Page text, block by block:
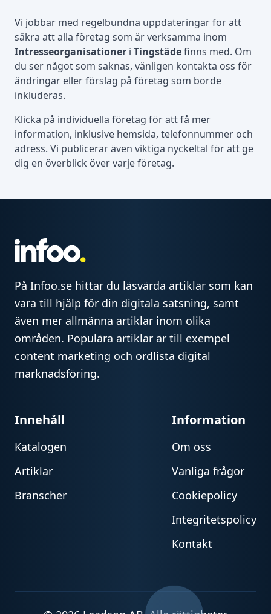
Vi jobbar med regelbundna uppdateringar för att
säkra att alla företag som är verksamma inom
Intresseorganisationer i Tingstädefinns med. Om
du ser något som saknas, vänligen kontakta oss för
ändringar eller förslag på företag som borde
inkluderas.
Klicka på individuella företag för att få mer
information, inklusive hemsida, telefonnummer och
adress. Vi publicerar även viktiga nyckeltal för att ge
dig en överblick över varje företag.
På Infoo.se hittar du läsvärda artiklar som kan
vara till hjälp för din digitala satsning, samt
även mer allmänna artiklar inom olika
områden. Populära artiklar är till exempel
content marketing och ordlista digital
marknadsföring.
Innehåll
Katalogen
Artiklar
Branscher
Information
Om oss
Vanliga frågor
Cookiepolicy
Integritetspolicy
Kontakt